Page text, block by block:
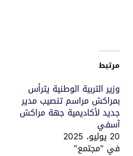
مرتبط
وزير التربية الوطنية يترأس
بمراكش مراسم تنصيب مدير
جديد لأكاديمية جهة مراكش
آسفي
20 يوليو، 2025
في "مجتمع"